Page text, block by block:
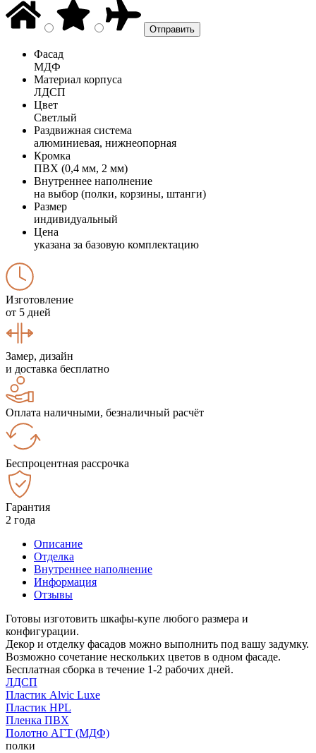
Фасад
МДФ
Материал корпуса
ЛДСП
Цвет
Светлый
Раздвижная система
алюминиевая, нижнеопорная
Кромка
ПВХ (0,4 мм, 2 мм)
Внутреннее наполнение
на выбор (полки, корзины, штанги)
Размер
индивидуальный
Цена
указана за базовую комплектацию
Изготовление
от 5 дней
Замер, дизайн
и доставка бесплатно
Оплата наличными, безналичный расчёт
Беспроцентная рассрочка
Гарантия
2 года
Описание
Отделка
Внутреннее наполнение
Информация
Отзывы
Готовы изготовить шкафы-купе любого размера и
конфигурации.
Декор и отделку фасадов можно выполнить под вашу задумку.
Возможно сочетание нескольких цветов в одном фасаде.
Бесплатная сборка в течение 1-2 рабочих дней.
ЛДСП
Пластик Alvic Luxe
Пластик HPL
Пленка ПВХ
Полотно АГТ (МДФ)
полки